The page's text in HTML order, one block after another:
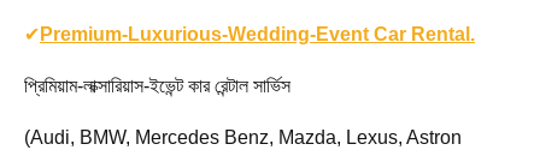
✔ Premium-Luxurious-Wedding-Event Car Rental.
প্রিমিয়াম-লাক্সারিয়াস-ইভেন্ট কার রেন্টাল সার্ভিস
(Audi, BMW, Mercedes Benz, Mazda, Lexus, Astron